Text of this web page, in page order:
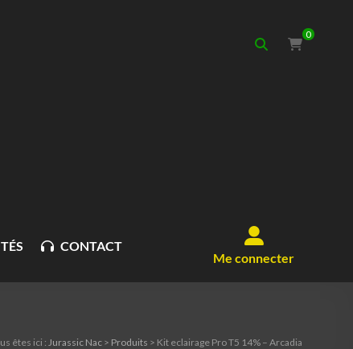
0
Me connecter
CONTACT
êtes ici :Jurassic Nac > Produits > Kit eclairage Pro T5 14% – Arcadia